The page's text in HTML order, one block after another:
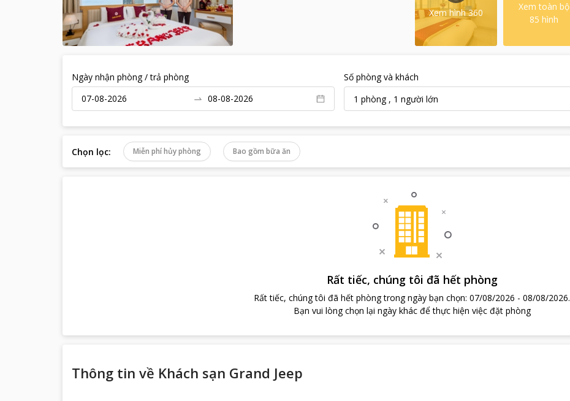
Xem hình 360
Xem toàn bộ
85 hình
Ngày nhận phòng / trả phòng
Số phòng và khách
1 phòng, 1 người lớn
Chọn lọc: Miễn phí hủy phòng Bao gồm bữa ăn
Rất tiếc, chúng tôi đã hết phòng
Rất tiếc, chúng tôi đã hết phòng trong ngày bạn chọn: 07/08/2026 - 08/08/2026.
Bạn vui lòng chọn lại ngày khác để thực hiện việc đặt phòng
Thông tin về Khách sạn Grand Jeep